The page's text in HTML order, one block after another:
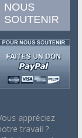
NOUS
SOUTENIR
appréciez
travail ?